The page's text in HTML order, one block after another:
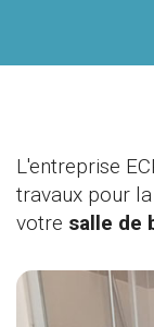
L'entreprise
travaux pour la
votre salle de